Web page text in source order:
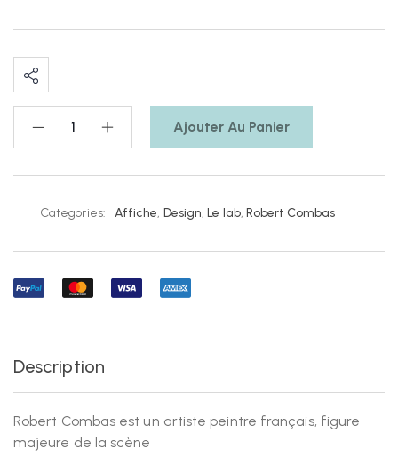
Ajouter Au Panier
Categories: Affiche, Design,Le lab, Robert Combas
Description
Robert Combas est un artiste peintre français, figure
majeure de la scène